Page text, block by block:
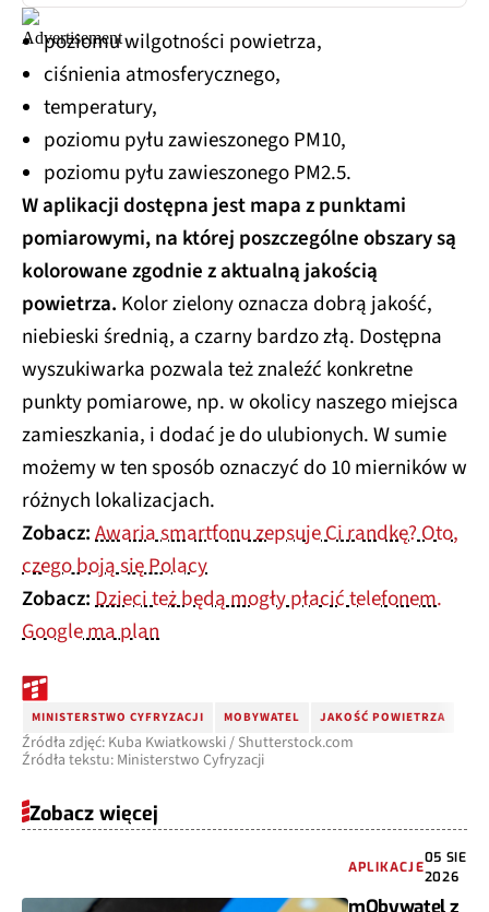
poziomu wilgotności powietrza,
ciśnienia atmosferycznego,
temperatury,
poziomu pyłu zawieszonego PM10,
poziomu pyłu zawieszonego PM2.5.
W aplikacji dostępna jest mapa z punktami
pomiarowymi, na której poszczególne obszary są
kolorowane zgodnie z aktualną jakością
powietrza. Kolor zielony oznacza dobrą jakość,
niebieski średnią, a czarny bardzo złą. Dostępna
wyszukiwarka pozwala też znaleźć konkretne
punkty pomiarowe, np. w okolicy naszego miejsca
zamieszkania, i dodać je do ulubionych. W sumie
możemy w ten sposób oznaczyć do 10 mierników w
różnych lokalizacjach.
Zobacz:Awaria smartfonu zepsuje Ci randkę? Oto,
czego boją się Polacy
Zobacz:Dzieci też będą mogły płacić telefonem.
Google ma plan
MINISTERSTWO CYFRYZACJI MOBYWATEL JAKOŚĆ POWIETRZA
Źródła zdjęć: Kuba Kwiatkowski / Shutterstock.com
Źródła tekstu: Ministerstwo Cyfryzacji
Zobacz więcej
APLIKACJE
05 SIE
2026